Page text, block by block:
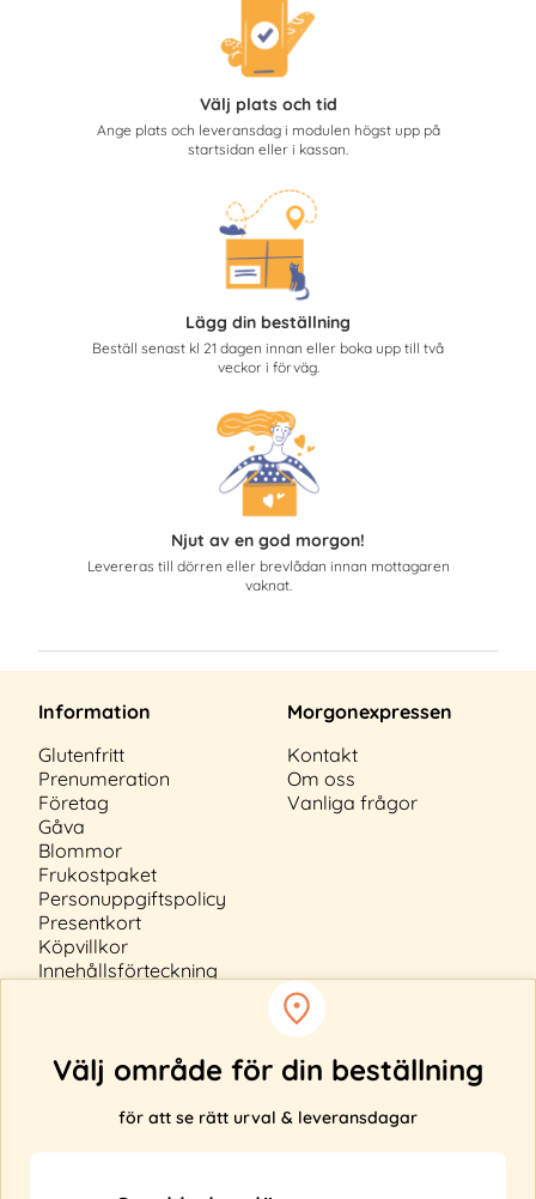
Välj plats och tid
Ange plats och leveransdag i modulen högst upp på
startsidan eller i kassan.
Lägg din beställning
Beställ senast kl 21 dagen innan eller boka upp till två
veckor i förväg.
Njut av en god morgon!
Levereras till dörren eller brevlådan innan mottagaren
vaknat.
Välj område för din beställning
för att se rätt urval & leveransdagar
Information
Glutenfritt
Prenumeration
Företag
Gåva
Blommor
Frukostpaket
Personuppgiftspolicy
Presentkort
Köpvillkor
Innehållsförteckning
Morgonexpressen
Kontakt
Om oss
Vanliga frågor
Anmäl ditt intresse